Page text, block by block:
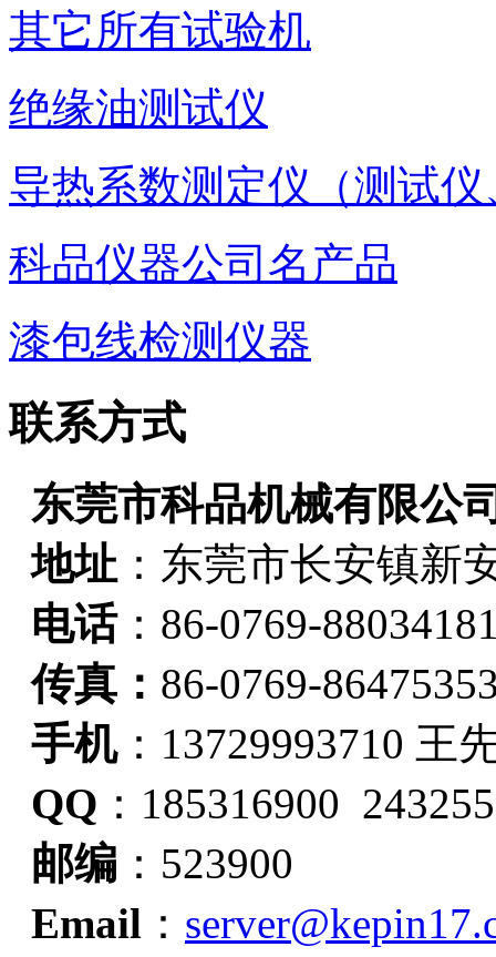
其它所有试验机
绝缘油测试仪
导热系数测定仪（测试
科品仪器公司名产品
漆包线检测仪器
联系方式
东莞市科品机械有限公
地址 ： 东莞市长安镇新
电话：86-0769-
传真： 86-0769-
手机：13729993710 王
QQ ：185316900
邮编 ：523900
Email ：